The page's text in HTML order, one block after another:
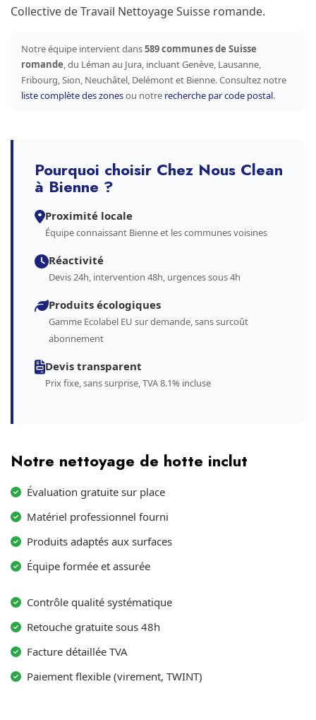
Collective de Travail Nettoyage Suisse romande.
Notre équipe intervient dans589 communes de Suisse
romande, du Léman au Jura, incluant Genève, Lausanne,
Fribourg, Sion, Neuchâtel, Delémont et Bienne. Consultez notre
liste complète des zonesou notre recherche par code postal.
Pourquoi choisir Chez Nous Clean
à Bienne ?
Proximité locale
Équipe connaissant Bienne et les communes voisines
Réactivité
Devis 24h, intervention 48h, urgences sous 4h
Produits écologiques
Gamme Ecolabel EU sur demande, sans surcoût
abonnement
Devis transparent
Prix fixe, sans surprise, TVA 8.1% incluse
Notre nettoyage de hotte inclut
Évaluation gratuite sur place
Matériel professionnel fourni
Produits adaptés aux surfaces
Équipe formée et assurée
Contrôle qualité systématique
Retouche gratuite sous 48h
Facture détaillée TVA
Paiement flexible (virement, TWINT)